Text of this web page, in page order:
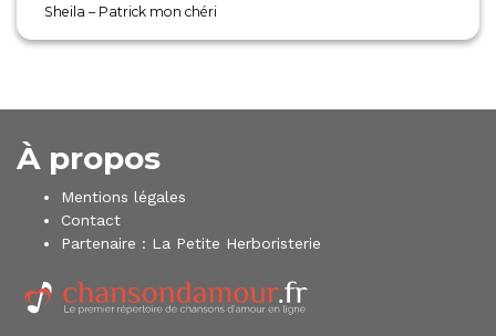
Sheila – Patrick mon chéri
À propos
Mentions légales
Contact
Partenaire : La Petite Herboristerie